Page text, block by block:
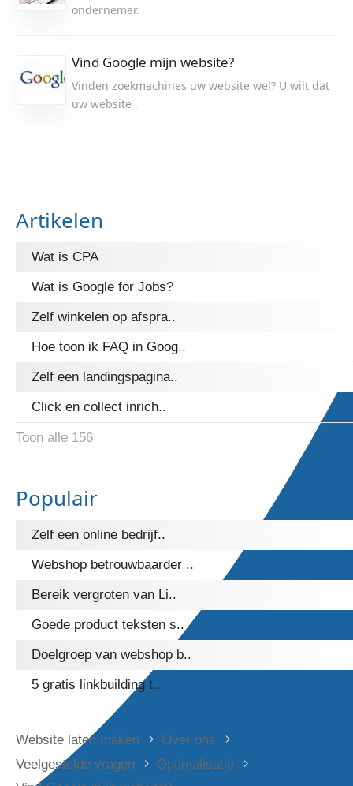
ondernemer.
Vind Google mijn website?
Vinden zoekmachines uw website wel? U wilt dat
uw website .
Artikelen
Wat is CPA
Wat is Google for Jobs?
Zelf winkelen op afspra..
Hoe toon ik FAQ in Goog..
Zelf een landingspagina..
Click en collect inrich..
Toon alle 156
Populair
Zelf een online bedrijf..
Webshop betrouwbaarder ..
Bereik vergroten van Li..
Goede product teksten s..
Doelgroep van webshop b..
5 gratis linkbuilding t..
Website laten maken
Over ons
Veelgestelde vragen
Optimalisatie